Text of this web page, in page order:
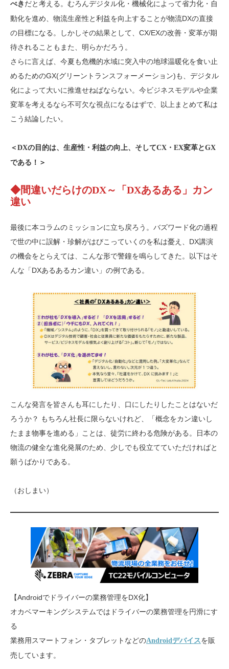
べき だと考える。むろんデジタル化・機械化によって省力化・自
動化を進め、物流生産性と利益を向上することが物流DXの直接
の目標になる。しかしその結果として、CX/EXの改善・変革が期
待されることもまた、明らかだろう。
さらに言えば、今夏も危機的水域に突入中の地球温暖化を食い止
めるためのGX(グリーントランスフォーメーション)も、デジタル
化によって大いに推進せねばならない。今ビジネスモデルや企業
変革を考えるなら不可欠な視点になるはずで、以上まとめて私は
こう結論したい。
＜DXの目的は、生産性・利益の向上、そしてCX・EX変革とGX
である！＞
◆間違いだらけのDX～「DXあるある」カン
違い
最後に本コラムのミッションに立ち戻ろう。バズワード化の過程
で世の中に誤解・珍解がはびこっていくのを私は憂え、DX講演
の機会をとらえては、こんな形で警鐘を鳴らしてきた。以下はそ
んな「DXあるあるカン違い」の例である。
こんな発言を皆さんも耳にしたり、口にしたりしたことはないだ
ろうか？ もちろん社長に限らないけれど、「概念をカン違いし
たまま物事を進める」ことは、徒労に終わる危険がある。日本の
物流の健全な進化発展のため、少しでも役立てていただければと
願うばかりである。
（おしまい）
【Androidでドライバーの業務管理をDX化】
オカベマーキングシステムではドライバーの業務管理を円滑にす
る
業務用スマートフォン・タブレットなどのAndroidデバイスを販
売しています。